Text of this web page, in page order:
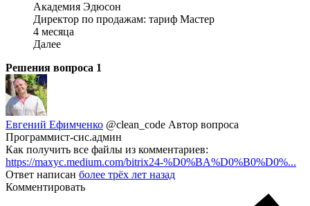
Академия Эдюсон
Директор по продажам: тариф Мастер
4 месяца
Далее
Решения вопроса 1
Евгений Ефимченко @clean_code Автор вопроса
Программист-сис.админ
Как получить все файлы из комментариев:
https://maxyc.medium.com/bitrix24-%D0%BA%D0%B0%D0%...
Ответ написан более трёх лет назад
Комментировать